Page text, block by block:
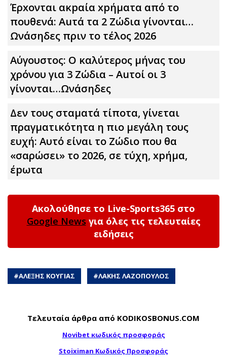
Έρxoνται ακpαία xpήματα από το
πουθενά: Αuτά τα 2 Zώδια γίνονται…
Ωνάσηδες πριν το τέλος 2026
Αύγουστος: Ο καλύτερος μήνας του
χρόνου για 3 Zώδια – Αuτοί οι 3
γίνονται…Ωνάσηδες
Δεν τους σταματά τίποτα, γίνεται
πραγματικότητα η πιο μεγάλη τους
ευχή: Αυτό είναι το Zώδιο που θα
«σαρώσει» το 2026, σε τύχη, xpήμα,
έpωτα
Ακολούθησε το Live-Sports365 στο
Google News για όλες τις τελευταίες
ειδήσεις
#ΑΛΕΞΗΣ ΚΟΥΓΙΑΣ #ΛΑΚΗΣ ΛΑΖΟΠΟΥΛΟΣ
Τελευταία άρθρα από KODIKOSBONUS.COM
Novibet κωδικός προσφοράς
Stoiximan Κωδικός Προσφοράς